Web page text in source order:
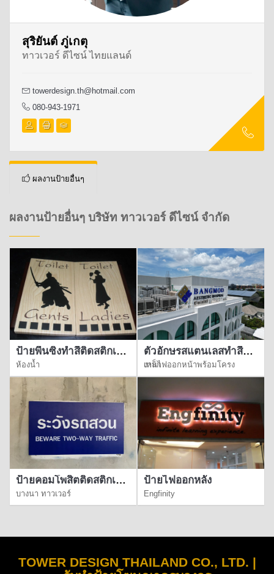
สุริยันต์ ภู่เกตุ
ทาวเวอร์ ดีไซน์ ไทยแลนด์
towerdesign.th@hotmail.com
080-943-1971
ผลงานป้ายอื่นๆ
ผลงานป้ายอื่นๆ บริษัท ทาวเวอร์ ดีไซน์ จำกัด
ป้ายพื้นซิงทำสีติดสติกเกอร์
ห้องน้ำ
ตัวอักษรสแตนเลสทำสีออกไฟ
งานไฟออกหน้าพร้อมโครงเหล็ก
ป้ายคอมโพสิตติดสติ๊กเกอร์
บางนา ทาวเวอร์
ป้ายไฟออกหลัง
Engfinity
TOWER DESIGN THAILAND CO., LTD. |